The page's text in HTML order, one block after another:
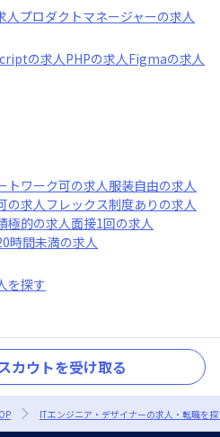
人プロダクトマネージャーの求人
の求人PHPの求人Figmaの求人
トワーク可の求人服装自由の求人
の求人フレックス制度あり の求人
極的の求人面接1回の求人
時間未満の求人
を探す
カウトを受け取る
ITエンジニア・デザイナーの求人・転職を